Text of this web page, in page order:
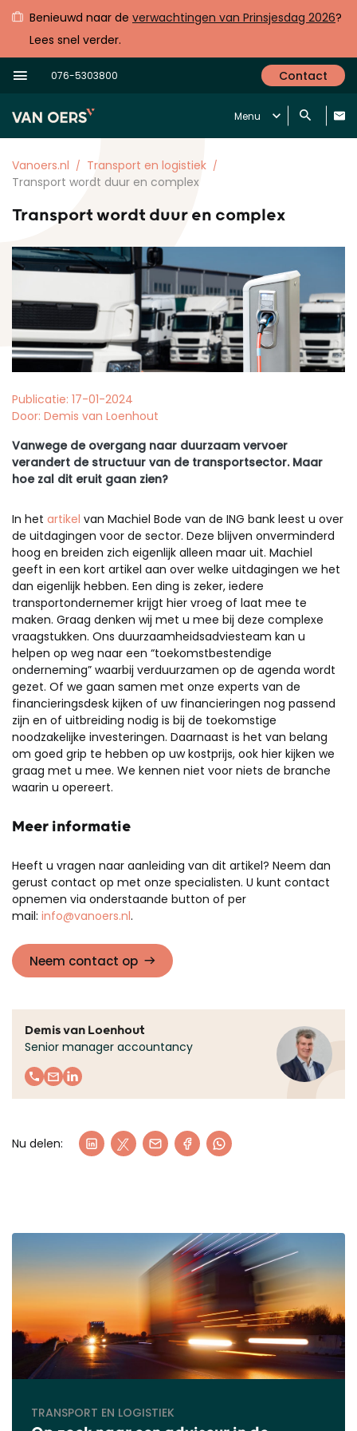
Benieuwd naar de verwachtingen van Prinsjesdag 2026?
Lees snel verder.
076-5303800 Contact
Menu
Vanoers.nl
Transport en logistiek
Transport wordt duur en complex
Transport wordt duur en complex
Publicatie: 17-01-2024
Door: Demis van Loenhout
Vanwege de overgang naar duurzaam vervoer
verandert de structuur van de transportsector. Maar
hoe zal dit eruit gaan zien?
In het artikel van Machiel Bode van de ING bank leest u over
de uitdagingen voor de sector. Deze blijven onverminderd
hoog en breiden zich eigenlijk alleen maar uit. Machiel
geeft in een kort artikel aan over welke uitdagingen we het
dan eigenlijk hebben. Een ding is zeker, iedere
transportondernemer krijgt hier vroeg of laat mee te
maken. Graag denken wij met u mee bij deze complexe
vraagstukken. Ons duurzaamheidsadviesteam kan u
helpen op weg naar een “toekomstbestendige
onderneming” waarbij verduurzamen op de agenda wordt
gezet. Of we gaan samen met onze experts van de
financieringsdesk kijken of uw financieringen nog passend
zijn en of uitbreiding nodig is bij de toekomstige
noodzakelijke investeringen. Daarnaast is het van belang
om goed grip te hebben op uw kostprijs, ook hier kijken we
graag met u mee. We kennen niet voor niets de branche
waarin u opereert.
Meer informatie
Heeft u vragen naar aanleiding van dit artikel? Neem dan
gerust contact op met onze specialisten. U kunt contact
opnemen via onderstaande button of per
mail: info@vanoers.nl.
Neem contact op
Demis van Loenhout
Senior manager accountancy
Nu delen:
TRANSPORT EN LOGISTIEK